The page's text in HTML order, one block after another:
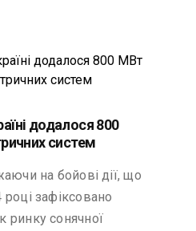
додалося 800
систем
на бойові дії, що
зафіксовано
ринку сонячної